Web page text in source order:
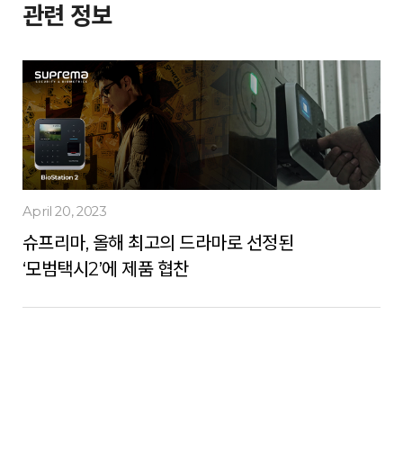
관련 정보
April 20, 2023
슈프리마, 올해 최고의 드라마로 선정된
‘모범택시2’에 제품 협찬